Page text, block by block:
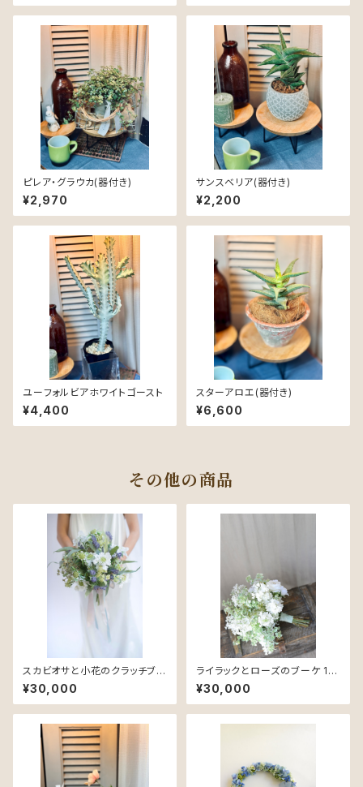
ピレア・グラウカ(器付き)
¥2,970
サンスベリア(器付き)
¥2,200
ユーフォルビアホワイトゴースト
¥4,400
スターアロエ(器付き)
¥6,600
その他の商品
スカビオサと小花のクラッチブー
ケ 21 - Silk Bouquet -
¥30,000
ライラックとローズのブーケ 14
- Silk Bouquet -
¥30,000